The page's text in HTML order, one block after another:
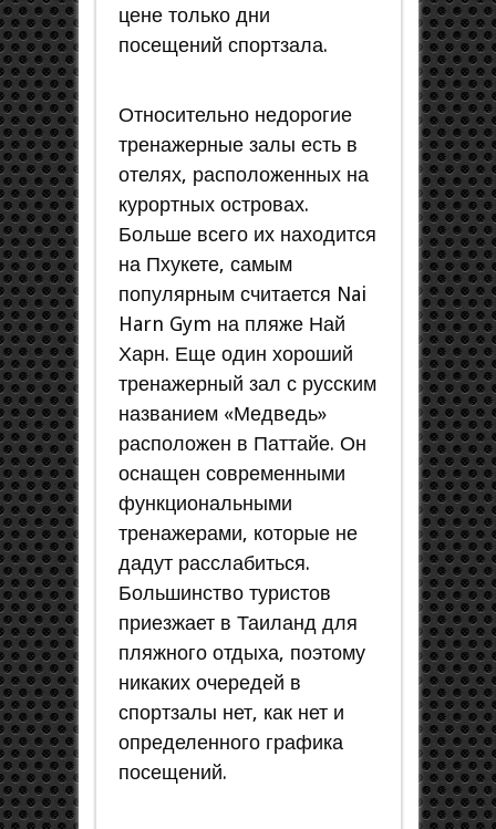
цене только дни
посещений спортзала.
Относительно недорогие
тренажерные залы есть в
отелях, расположенных на
курортных островах.
Больше всего их находится
на Пхукете, самым
популярным считается Nai
Harn Gym на пляже Най
Харн. Еще один хороший
тренажерный зал с русским
названием «Медведь»
расположен в Паттайе. Он
оснащен современными
функциональными
тренажерами, которые не
дадут расслабиться.
Большинство туристов
приезжает в Таиланд для
пляжного отдыха, поэтому
никаких очередей в
спортзалы нет, как нет и
определенного графика
посещений.